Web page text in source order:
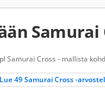
Samurai
Samurai Cross - mallista
Lue 49 Samurai Cross -